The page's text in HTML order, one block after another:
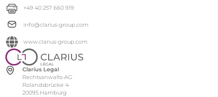
+49 40 257 660 919
info@clarius-group.com
www.clarius-group.com
Clarius Legal
Rechtsanwalts-AG
Rolandsbrücke 4
20095 Hamburg